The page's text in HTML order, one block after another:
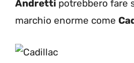
Andretti potrebbero fare
marchio enorme come